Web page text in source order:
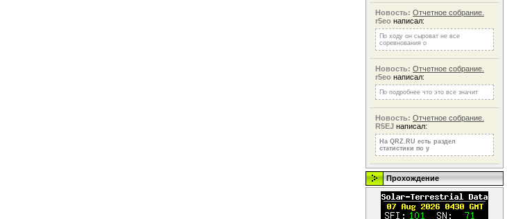
Новость: Отчетное собрание.
r5eo написал:
По ходу он сыроват не все
соревнования о
Новость: Отчетное собрание.
r5eo написал:
По подробнее что это все значит
Новость: Отчетное собрание.
R5EJ написал:
На QRZ.RU есть раздел
статистики по у
Прохождение